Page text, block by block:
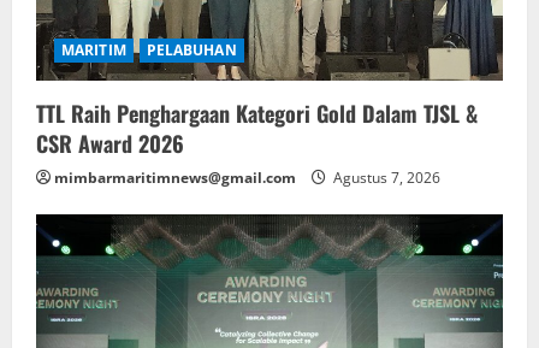
MARITIM PELABUHAN
TTL Raih Penghargaan Kategori Gold Dalam TJSL &
CSR Award 2026
mimbarmaritimnews@gmail.com Agustus 7, 2026